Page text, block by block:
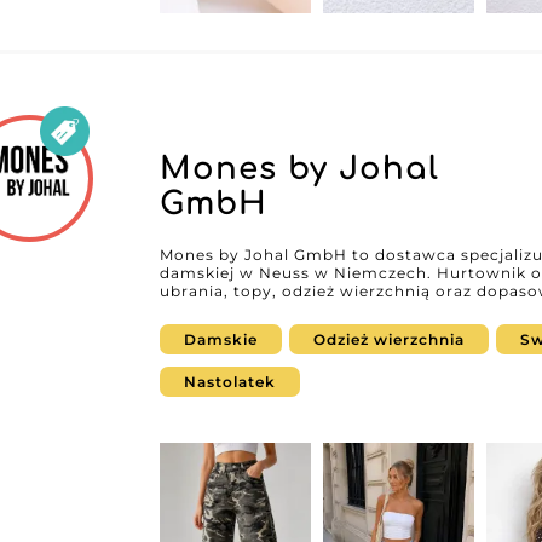
Mones by Johal
GmbH
Mones by Johal GmbH to dostawca
damskiej w Neuss w Niemczech. Hurtownik
ubrania, topy, odzież wierzchnią oraz
nowoczesnej, wygodnej mody damskiej
regularnie odświeżanym kolekcjom Mones
którzy chcą wzbogacić swoją ofertę o wysokiej
MicroStore, Mones by Johal GmbH
swoich kolekcji i upraszcza proces
Damskie Odzież wierzchnia
Nastolatek